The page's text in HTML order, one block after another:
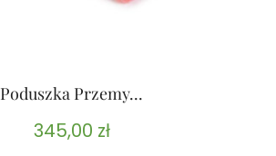
Poduszka Przemy...
345,00 zł